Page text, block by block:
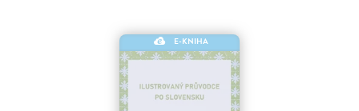
E-KNIHA